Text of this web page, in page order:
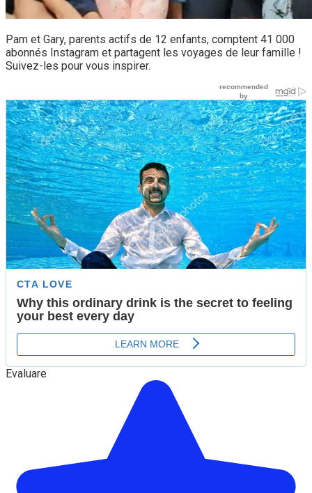
Pam et Gary, parents actifs de 12 enfants, comptent 41 000
abonnés Instagram et partagent les voyages de leur famille !
Suivez-les pour vous inspirer.
Evaluare